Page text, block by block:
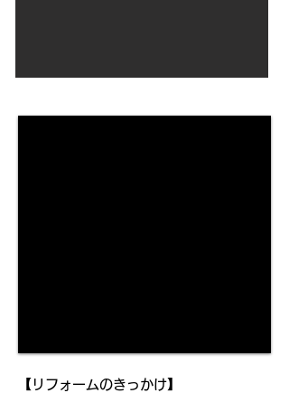
【リフォームのきっかけ】